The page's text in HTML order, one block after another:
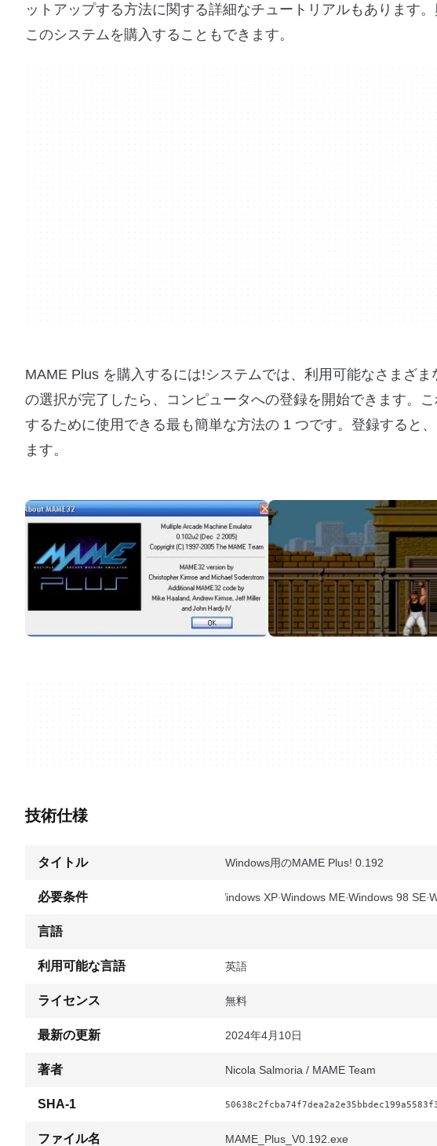
ットアップする方法に関する詳細なチュートリアルもあります
このシステムを購入することもできます。
MAME Plus を購入するには!システムでは、利用可能なさまざ
の選択が完了したら、コンピュータへの登録を開始できます。
するために使用できる最も簡単な方法の 1 つです。登録すると
ます。
技術仕様
タイトル Windows用のMAME Plus! 0.192
必要条件 Windows XP Windows ME Windows 98 SE
言語
利用可能な言語 英語
ライセンス 無料
最新の更新 2024年4月10日
著者 Nicola Salmoria / MAME Team
SHA-1
ファイル名 MAME_Plus_V0.192.exe